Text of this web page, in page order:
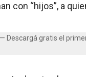
con “hijos”, a
— Descargá gratis el